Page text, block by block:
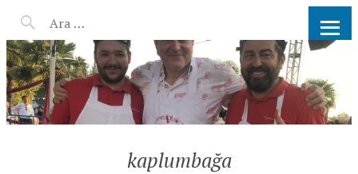
AHMET KATER KÖMÜR
ATEŞINDE BARBEKÜ, IZGARA,
MANGAL PARTISI
HIZMETLERI
kaplumbağa